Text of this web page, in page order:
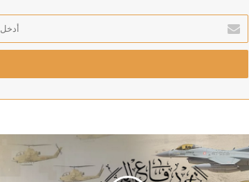
بريدك
الإلكتروني